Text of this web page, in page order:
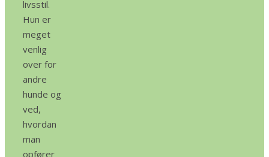
livsstil.
Hun er
meget
venlig
over for
andre
hunde og
ved,
hvordan
man
opfører